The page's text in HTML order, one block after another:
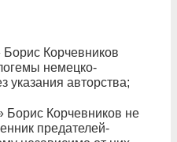
Корчевников
немецко-
указания авторства;
Борис Корчевников не
предателей-